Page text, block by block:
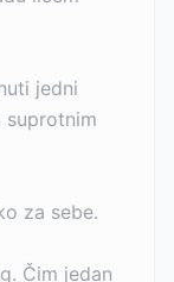
jedni
suprotnim
za sebe.
Čim jedan